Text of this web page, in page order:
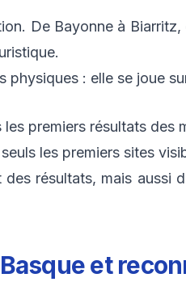
De Bayonne à
physiques : elle se joue
premiers résultats des
les premiers sites
résultats, mais aussi
et